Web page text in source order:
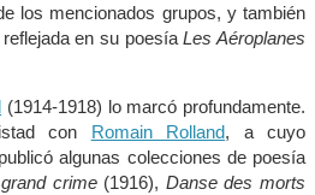
los mencionados grupos, y también
reflejada en su poesíaLes Aéroplanes
(1914-1918) lo marcó profundamente.
con Romain Rolland, a cuyo
algunas colecciones de poesía
crime(1916), Danse des morts